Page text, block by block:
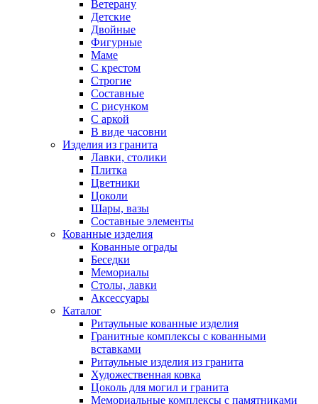
Ветерану
Детские
Двойные
Фигурные
Маме
С крестом
Строгие
Составные
С рисунком
С аркой
В виде часовни
Изделия из гранита
Лавки, столики
Плитка
Цветники
Цоколи
Шары, вазы
Составные элементы
Кованные изделия
Кованные ограды
Беседки
Мемориалы
Столы, лавки
Аксессуары
Каталог
Ритаульные кованные изделия
Гранитные комплексы с кованными
вставками
Ритаульные изделия из гранита
Художественная ковка
Цоколь для могил и гранита
Мемориальные комплексы с памятниками